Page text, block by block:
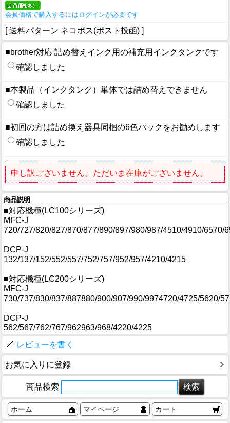
会員価格で購入するにはログインが必要です
[ 送料パターン ネコポス(ポスト投函) ]
■brother対応 詰め替えインク用の補充用インクタンクです
確認しました
■本製品（インクタンク）単体では詰め替えできません
確認しました
■初回の方は詰め換え器具同梱の6色パックをお勧めします
確認しました
申し訳ございません。ただいま在庫がございません。
商品説明
■対応機種(LC100シリーズ)
MFC-J
720/727/820/827/870/877/890/897/980/987/4510/4910/6570/
DCP-J
132/137/152/552/557/752/757/952/957/4210/4215
■対応機種(LC200シリーズ)
MFC-J
730/737/830/837/887880/900/907/990/9974720/4725/5620/
DCP-J
562/567/762/767/962963/968/4220/4225
レビューを書く
お気に入りに登録
商品検索
ホーム マイページ カート